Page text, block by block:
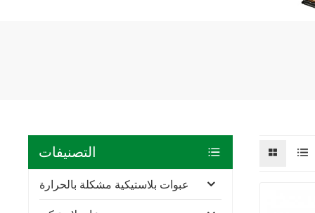
التصنيفات
عبوات بلاستيكية مشكلة بالحرارة